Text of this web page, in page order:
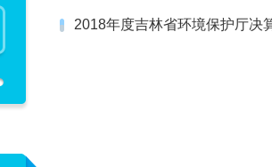
2018年度吉林省环境保护厅决